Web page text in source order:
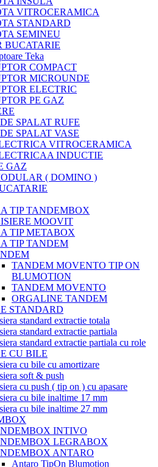
VITROCERAMICA
STANDARD
SEMINEU
BUCATARIE
Teka
COMPACT
MICROUNDE
ELECTRIC
PE GAZ
SPALAT RUFE
SPALAT VASE
VITROCERAMICA
INDUCTIE
GAZ
( DOMINO )
TIP TANDEMBOX
MOOVIT
TIP METABOX
TIP TANDEM
TANDEM MOVENTO TIP ON
BLUMOTION
TANDEM MOVENTO
ORGALINE TANDEM
STANDARD
standard extractie totala
standard extractie partiala
standard extractie partiala cu role
CU BILE
cu bile cu amortizare
soft & push
cu push ( tip on ) cu apasare
cu bile inaltime 17 mm
cu bile inaltime 27 mm
INTIVO
LEGRABOX
ANTARO
Antaro TipOn Blumotion